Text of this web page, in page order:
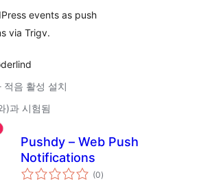
events as push
via Trigv.
적음 활성 설치
)과 시험됨
Pushdy – Web Push
Notifications
(0전
체)